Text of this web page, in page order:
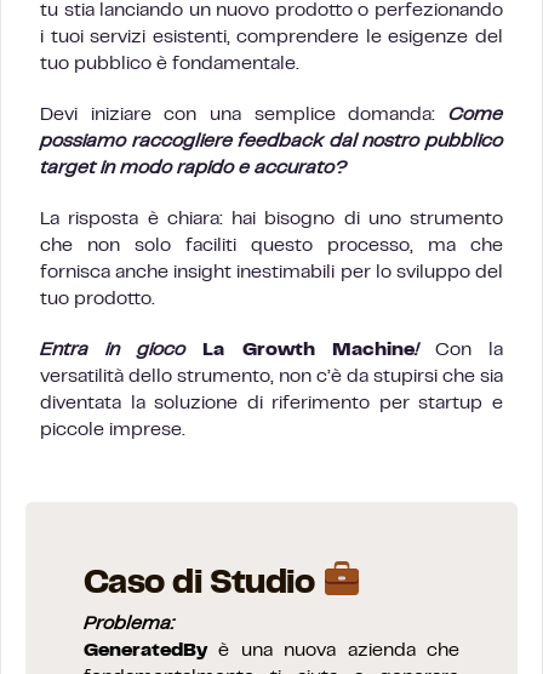
tu stia lanciando un nuovo prodotto o perfezionando
i tuoi servizi esistenti, comprendere le esigenze del
tuo pubblico è fondamentale.
Devi iniziare con una semplice domanda: Come
possiamo raccogliere feedback dal nostro pubblico
target in modo rapido e accurato?
La risposta è chiara: hai bisogno di uno strumento
che non solo faciliti questo processo, ma che
fornisca anche insight inestimabili per lo sviluppo del
tuo prodotto.
Entra in gioco La Growth Machine!Con la
versatilità dello strumento, non c’è da stupirsi che sia
diventata la soluzione di riferimento per startup e
piccole imprese.
Caso di Studio
Problema:
GeneratedByè una nuova azienda che